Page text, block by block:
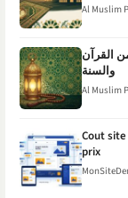
Al Muslim
القرآن
والسنة
Al Muslim
Cout
prix